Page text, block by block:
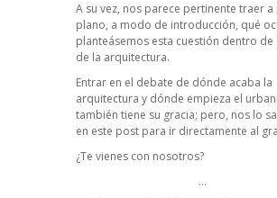
A su vez, nos parece pertinente traer
plano, a modo de introducción, qué
planteásemos esta cuestión dentro de
de la arquitectura.
Entrar en el debate de dónde acaba la
arquitectura y dónde empieza el
también tiene su gracia; pero, nos lo
en este post para ir directamente al
¿Te vienes con nosotros?
…